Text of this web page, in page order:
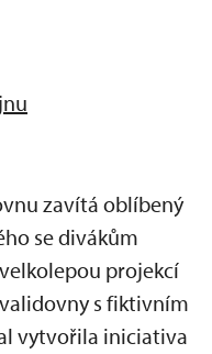
zavítá oblíbený
se divákům
projekcí
s fiktivním
vytvořila iniciativa